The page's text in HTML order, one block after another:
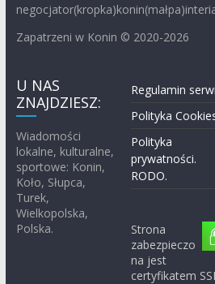
Zapatrzeni w Konin © 2020-2026
U NAS
ZNAJDZIESZ:
Wiadomości
lokalne, kulturalne,
sportowe: Konin,
Koło, Słupca,
Turek,
Wielkopolska,
Polska.
Regulamin
Polityka
Polityka
prywatności.
RODO.
Strona
zabezpieczo
na jest
certyfikatem